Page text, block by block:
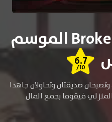
مسلسل 2 Broke Girls الموسم
6.7
/10
صديقتان وتحاولان جاهدا
فيقوما بجمع المال